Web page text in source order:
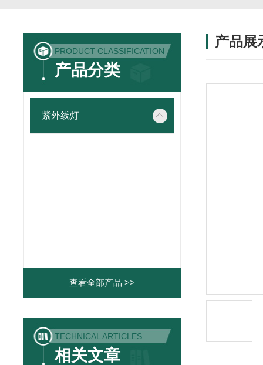
PRODUCT CLASSIFICATION
产品分类
紫外线灯
查看全部产品 >>
TECHNICAL ARTICLES
相关文章
产品展